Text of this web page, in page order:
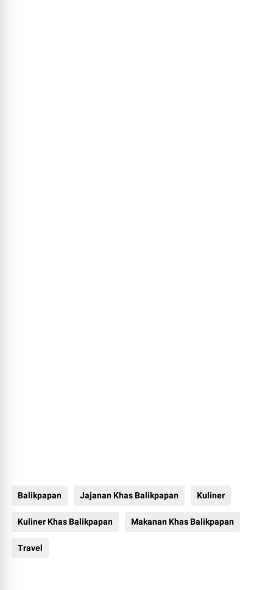
Balikpapan Jajanan Khas Balikpapan Kuliner
Kuliner Khas Balikpapan Makanan Khas Balikpapan
Travel